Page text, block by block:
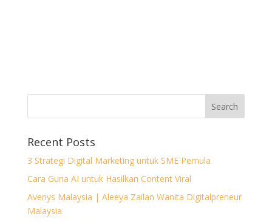
Recent Posts
3 Strategi Digital Marketing untuk SME Pemula
Cara Guna AI untuk Hasilkan Content Viral
Avenys Malaysia | Aleeya Zailan Wanita Digitalpreneur
Malaysia